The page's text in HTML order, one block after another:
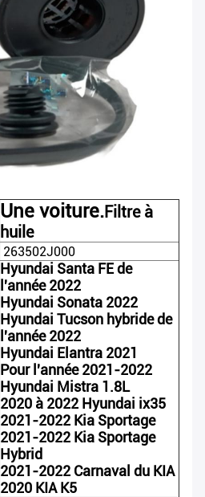
Une voiture.Filtre à
huile
263502J000
Hyundai Santa FE de
l'année 2022
Hyundai Sonata 2022
Hyundai Tucson hybride de
l'année 2022
Hyundai Elantra 2021
Pour l'année 2021-2022
Hyundai Mistra 1.8L
2020 à 2022 Hyundai ix35
2021-2022 Kia Sportage
2021-2022 Kia Sportage
Hybrid
2021-2022 Carnaval du KIA
2020 KIA K5